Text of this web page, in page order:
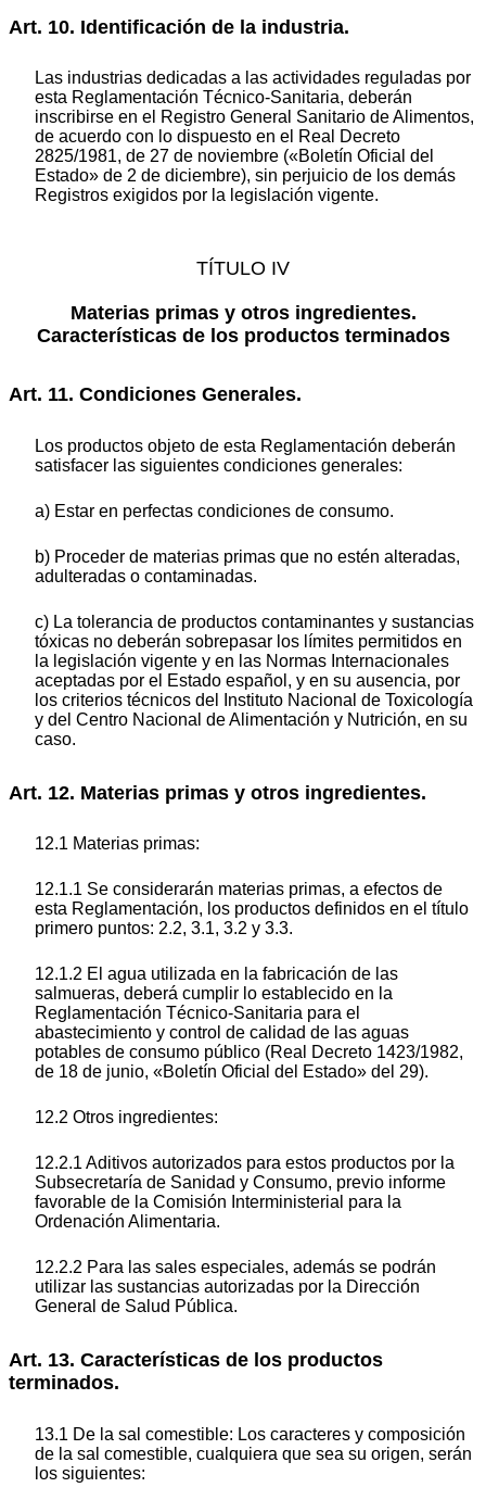
Art. 10. Identificación de la industria.
Las industrias dedicadas a las actividades reguladas por
esta Reglamentación Técnico-Sanitaria, deberán
inscribirse en el Registro General Sanitario de Alimentos,
de acuerdo con lo dispuesto en el Real Decreto
2825/1981, de 27 de noviembre («Boletín Oficial del
Estado» de 2 de diciembre), sin perjuicio de los demás
Registros exigidos por la legislación vigente.
TÍTULO IV
Materias primas y otros ingredientes.
Características de los productos terminados
Art. 11. Condiciones Generales.
Los productos objeto de esta Reglamentación deberán
satisfacer las siguientes condiciones generales:
a) Estar en perfectas condiciones de consumo.
b) Proceder de materias primas que no estén alteradas,
adulteradas o contaminadas.
c) La tolerancia de productos contaminantes y sustancias
tóxicas no deberán sobrepasar los límites permitidos en
la legislación vigente y en las Normas Internacionales
aceptadas por el Estado español, y en su ausencia, por
los criterios técnicos del Instituto Nacional de Toxicología
y del Centro Nacional de Alimentación y Nutrición, en su
caso.
Art. 12. Materias primas y otros ingredientes.
12.1 Materias primas:
12.1.1 Se considerarán materias primas, a efectos de
esta Reglamentación, los productos definidos en el título
primero puntos: 2.2, 3.1, 3.2 y 3.3.
12.1.2 El agua utilizada en la fabricación de las
salmueras, deberá cumplir lo establecido en la
Reglamentación Técnico-Sanitaria para el
abastecimiento y control de calidad de las aguas
potables de consumo público (Real Decreto 1423/1982,
de 18 de junio, «Boletín Oficial del Estado» del 29).
12.2 Otros ingredientes:
12.2.1 Aditivos autorizados para estos productos por la
Subsecretaría de Sanidad y Consumo, previo informe
favorable de la Comisión Interministerial para la
Ordenación Alimentaria.
12.2.2 Para las sales especiales, además se podrán
utilizar las sustancias autorizadas por la Dirección
General de Salud Pública.
Art. 13. Características de los productos
terminados.
13.1 De la sal comestible: Los caracteres y composición
de la sal comestible, cualquiera que sea su origen, serán
los siguientes: